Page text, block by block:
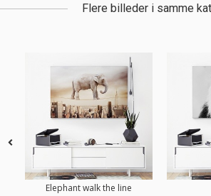
Flere billeder i samme
Elephant walk the line